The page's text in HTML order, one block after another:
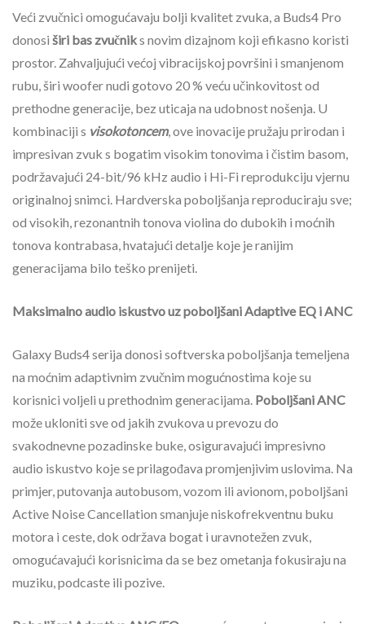
Veći zvučnici omogućavaju bolji kvalitet zvuka, a Buds4 Pro
donosi širi bas zvučniks novim dizajnom koji efikasno koristi
prostor. Zahvaljujući većoj vibracijskoj površini i smanjenom
rubu, širi woofer nudi gotovo 20 % veću učinkovitost od
prethodne generacije, bez uticaja na udobnost nošenja. U
kombinaciji s visokotoncem, ove inovacije pružaju prirodan i
impresivan zvuk s bogatim visokim tonovima i čistim basom,
podržavajući 24-bit/96 kHz audio i Hi-Fi reprodukciju vjernu
originalnoj snimci. Hardverska poboljšanja reproduciraju sve;
od visokih, rezonantnih tonova violina do dubokih i moćnih
tonova kontrabasa, hvatajući detalje koje je ranijim
generacijama bilo teško prenijeti.
Maksimalno audio iskustvo uz poboljšani Adaptive EQ i ANC
Galaxy Buds4 serija donosi softverska poboljšanja temeljena
na moćnim adaptivnim zvučnim mogućnostima koje su
korisnici voljeli u prethodnim generacijama. Poboljšani ANC
može ukloniti sve od jakih zvukova u prevozu do
svakodnevne pozadinske buke, osiguravajući impresivno
audio iskustvo koje se prilagođava promjenjivim uslovima. Na
primjer, putovanja autobusom, vozom ili avionom, poboljšani
Active Noise Cancellation smanjuje niskofrekventnu buku
motora i ceste, dok održava bogat i uravnotežen zvuk,
omogućavajući korisnicima da se bez ometanja fokusiraju na
muziku, podcaste ili pozive.